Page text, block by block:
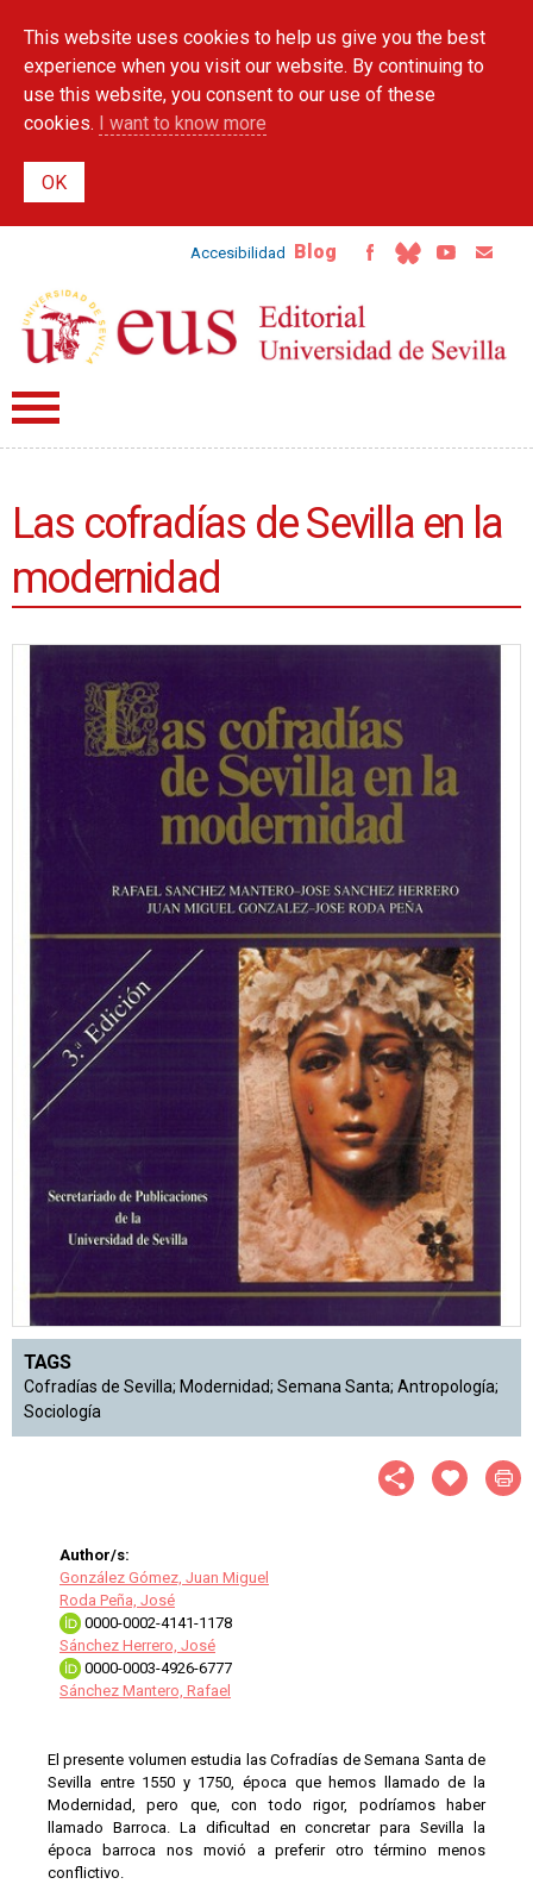
main
content
This website uses cookies to help us give you the best
experience when you visit our website. By continuing to
use this website, you consent to our use of these
cookies. I want to know more
Accesibilidad Blog
Las cofradías de Sevilla en la
modernidad
TAGS
Cofradías de Sevilla; Modernidad; Semana Santa; Antropología;
Sociología
Author/s:
González Gómez, Juan Miguel
Roda Peña, José
0000-0002-4141-1178
Sánchez Herrero, José
0000-0003-4926-6777
Sánchez Mantero, Rafael
El presente volumen estudia las Cofradías de Semana Santa de
Sevilla entre 1550 y 1750, época que hemos llamado de la
Modernidad, pero que, con todo rigor, podríamos haber
llamado Barroca. La dificultad en concretar para Sevilla la
época barroca nos movió a preferir otro término menos
conflictivo.